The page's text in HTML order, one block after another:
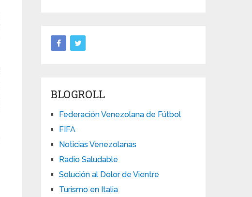
BLOGROLL
Federación Venezolana de Fútbol
FIFA
Noticias Venezolanas
Radio Saludable
Solución al Dolor de Vientre
Turismo en Italia